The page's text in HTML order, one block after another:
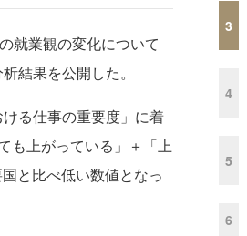
就業観の変化について
結果を公開した。
る仕事の重要度」に着
も上がっている」＋「上
と比べ低い数値となっ
3
4
5
6